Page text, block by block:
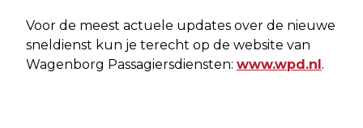
Voor de meest actuele updates over de nieuwe
sneldienst kun je terecht op de website van
Wagenborg Passagiersdiensten: www.wpd.nl.